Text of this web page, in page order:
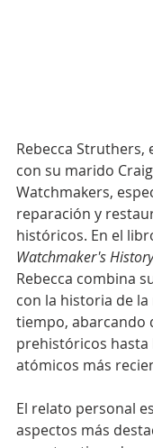
Rebecca Struthers,
con su marido
Watchmakers,
reparación y
históricos. En el
Watchmaker's
Rebecca combina
con la historia de
tiempo, abarcando
prehistóricos hasta
atómicos más
El relato personal
aspectos más